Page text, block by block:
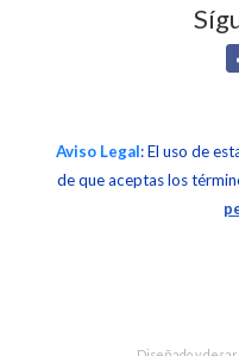
Aviso Legal: El uso de
de que aceptas los